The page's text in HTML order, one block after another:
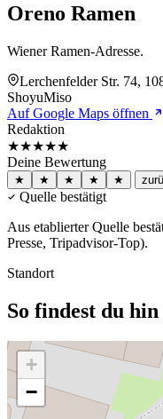
Oreno Ramen
Wiener Ramen-Adresse.
Lerchenfelder Str. 74,
ShoyuMiso
Auf Google Maps öffnen
Redaktion
★★★★★
Deine Bewertung
★ ★ ★ ★ ★
Quelle bestätigt
Aus etablierter Quelle
Presse, Tripadvisor-Top).
Standort
So findest du hin
+
−